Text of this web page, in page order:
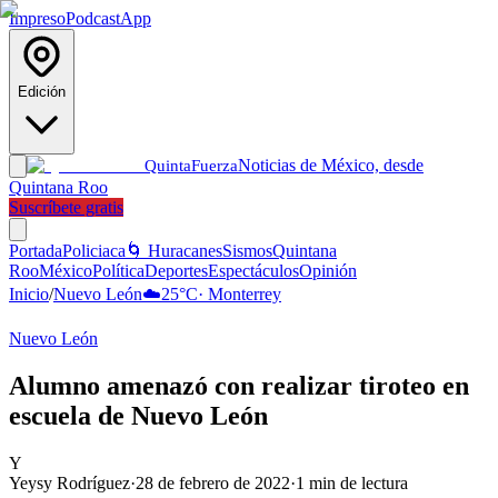
ImpresoPodcastApp
Edición
QuintaFuerzaNoticias de México, desde
Quintana Roo
Suscríbete gratis
PortadaPoliciaca 🌀 HuracanesSismosQuintana
RooMéxicoPolíticaDeportesEspectáculosOpinión
Inicio/Nuevo León☁️25°C· Monterrey
Nuevo León
Alumno amenazó con realizar tiroteo en
escuela de Nuevo León
Y
Yeysy Rodríguez·28 de febrero de 2022·1 min de lectura